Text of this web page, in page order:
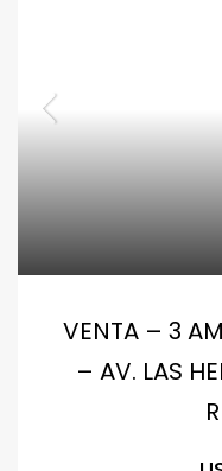
VENTA – 3
– AV. LAS